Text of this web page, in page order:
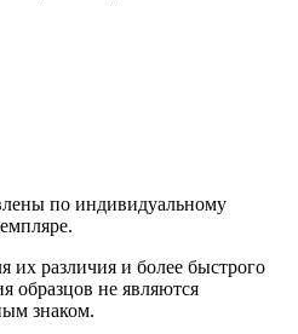
по индивидуальному
их различия и более быстрого
образцов не являются
знаком.